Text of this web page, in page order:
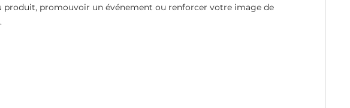
produit, promouvoir un événement ou renforcer votre image de